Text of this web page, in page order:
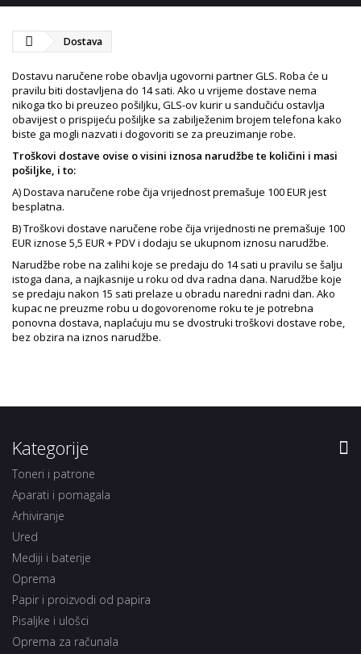
Dostava
Dostavu naručene robe obavlja ugovorni partner GLS. Roba će u
pravilu biti dostavljena do 14 sati. Ako u vrijeme dostave nema
nikoga tko bi preuzeo pošiljku, GLS-ov kurir u sandučiću ostavlja
obavijest o prispijeću pošiljke sa zabilježenim brojem telefona kako
biste ga mogli nazvati i dogovoriti se za preuzimanje robe.
Troškovi dostave ovise o visini iznosa narudžbe te količini i masi
pošiljke, i to:
A) Dostava naručene robe čija vrijednost premašuje 100 EUR jest
besplatna.
B) Troškovi dostave naručene robe čija vrijednosti ne premašuje 100
EUR iznose 5,5 EUR + PDV i dodaju se ukupnom iznosu narudžbe.
Narudžbe robe na zalihi koje se predaju do 14 sati u pravilu se šalju
istoga dana, a najkasnije u roku od dva radna dana. Narudžbe koje
se predaju nakon 15 sati prelaze u obradu naredni radni dan. Ako
kupac ne preuzme robu u dogovorenome roku te je potrebna
ponovna dostava, naplaćuju mu se dvostruki troškovi dostave robe,
bez obzira na iznos narudžbe.
Kategorije
Toneri i patrone
Aparati i pomagala
Arhiviranje
Ured
Mediji i baterije
Oprema
Papir i proizvodi od papira
Pisaljke i ulošci
Oprema za računala